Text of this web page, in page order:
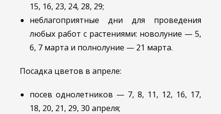
15, 16, 23, 24, 28, 29;
неблагоприятные дни для проведения
любых работ с растениями: новолуние — 5,
6, 7 марта и полнолуние — 21 марта.
Посадка цветов в апреле:
посев однолетников — 7, 8, 11, 12, 16, 17,
18, 20, 21, 29, 30 апреля;